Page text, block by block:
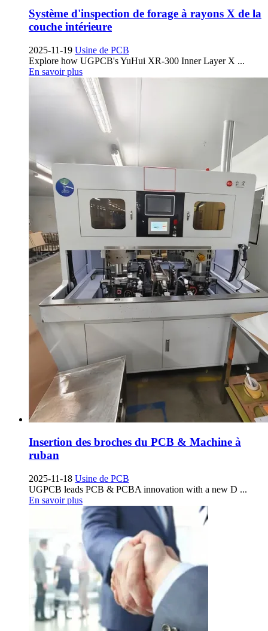
Système d'inspection de forage à rayons X de la
couche intérieure
2025-11-19 Usine de PCB
Explore how UGPCB's YuHui XR-300 Inner Layer X ...
En savoir plus
Insertion des broches du PCB & Machine à
ruban
2025-11-18 Usine de PCB
UGPCB leads PCB & PCBA innovation with a new D ...
En savoir plus